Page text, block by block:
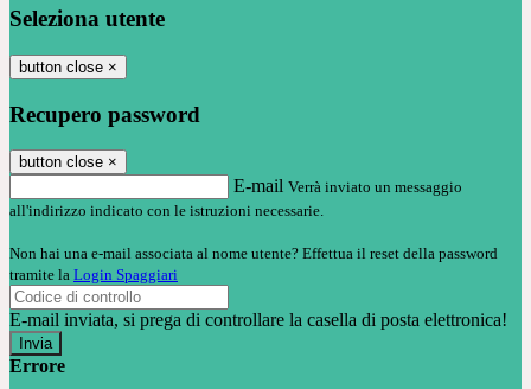
Seleziona utente
button close ×
Recupero password
button close ×
E-mail Verrà inviato un messaggio
all'indirizzo indicato con le istruzioni necessarie.
Non hai una e-mail associata al nome utente? Effettua il reset della password
tramite la Login Spaggiari
E-mail inviata, si prega di controllare la casella di posta elettronica!
Errore